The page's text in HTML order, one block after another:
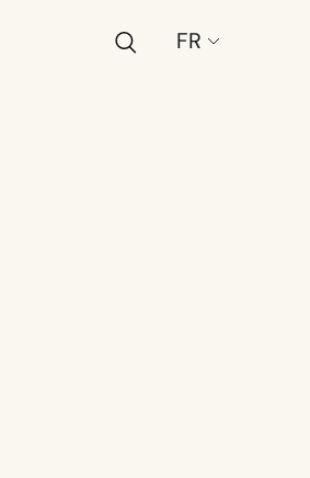
Recherche
Choose